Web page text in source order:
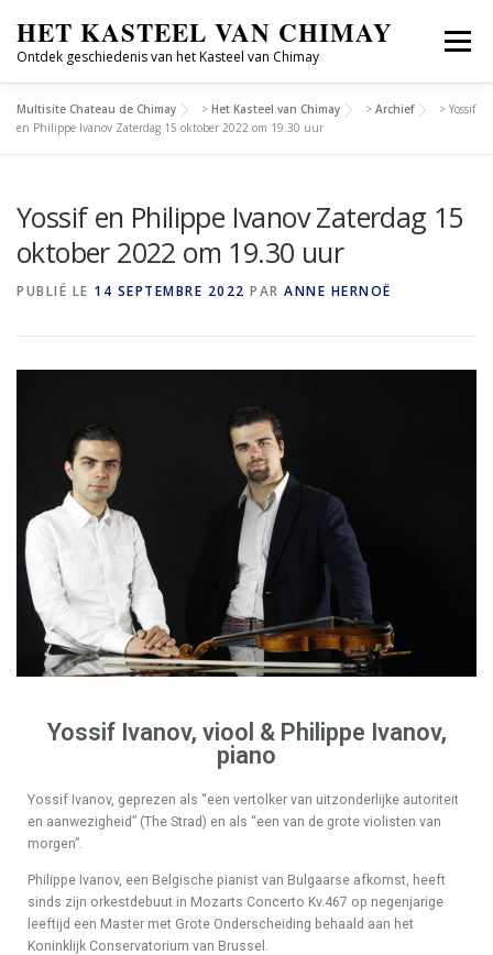
HET KASTEEL VAN CHIMAY
Ontdek geschiedenis van het Kasteel van Chimay
Menu
ONTDEKKEN GROEPSBEZOEKEN
CULTUREEL SEIZOEN GESCHIEDENIS FR/NL
Multisite Chateau de Chimay > Het Kasteel van Chimay > Archief > Yossif
en Philippe Ivanov Zaterdag 15 oktober 2022 om 19.30 uur
Yossif en Philippe Ivanov Zaterdag 15
oktober 2022 om 19.30 uur
PUBLIÉ LE 14 SEPTEMBRE 2022 PAR ANNE HERNOË
Yossif Ivanov, viool & Philippe Ivanov,
piano
Yossif Ivanov, geprezen als “een vertolker van uitzonderlijke autoriteit
en aanwezigheid” (The Strad) en als “een van de grote violisten van
morgen”.
Philippe Ivanov, een Belgische pianist van Bulgaarse afkomst, heeft
sinds zijn orkestdebuut in Mozarts Concerto Kv.467 op negenjarige
leeftijd een Master met Grote Onderscheiding behaald aan het
Koninklijk Conservatorium van Brussel.